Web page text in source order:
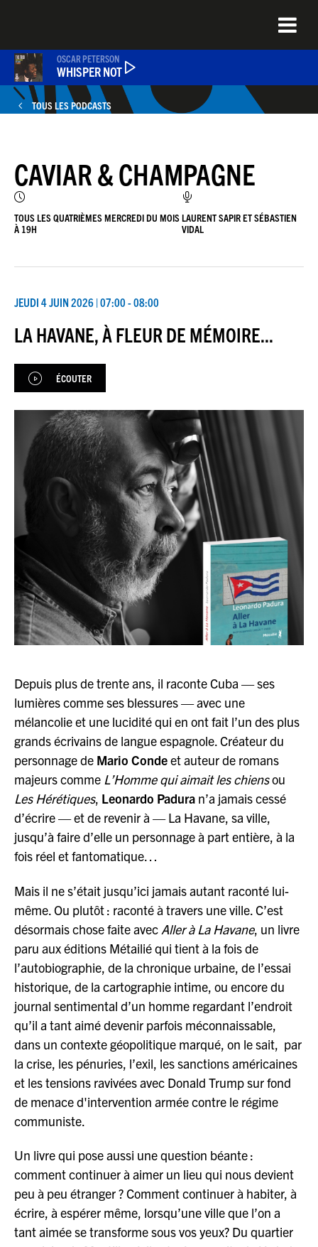
principal
PODCASTS
NEWS
QUEL ÉTAIT CE TITRE ?
JEU DU JOUR
JAZZENDA
ESPACEPREMIUM
OSCAR PETERSON
WHISPER NOT
TOUS LES PODCASTS
CAVIAR & CHAMPAGNE
TOUS LES QUATRIÈMES MERCREDI DU MOIS
À 19H
LAURENT SAPIR ET SÉBASTIEN
VIDAL
JEUDI 4 JUIN 2026 | 07:00 - 08:00
LA HAVANE, À FLEUR DE MÉMOIRE...
ÉCOUTER
Depuis plus de trente ans, il raconte Cuba — ses
lumières comme ses blessures — avec une
mélancolie et une lucidité qui en ont fait l’un des plus
grands écrivains de langue espagnole. Créateur du
personnage de Mario Condeet auteur de romans
majeurs comme L’Homme qui aimait les chiensou
Les Hérétiques, Leonardo Padura n’a jamais cessé
d’écrire — et de revenir à — La Havane, sa ville,
jusqu’à faire d’elle un personnage à part entière, à la
fois réel et fantomatique…
Mais il ne s’était jusqu’ici jamais autant raconté lui-
même. Ou plutôt : raconté à travers une ville. C’est
désormais chose faite avec Aller à La Havane, un livre
paru aux éditions Métailié qui tient à la fois de
l’autobiographie, de la chronique urbaine, de l’essai
historique, de la cartographie intime, ou encore du
journal sentimental d’un homme regardant l’endroit
qu’il a tant aimé devenir parfois méconnaissable,
dans un contexte géopolitique marqué, on le sait, par
la crise, les pénuries, l’exil, les sanctions américaines
et les tensions ravivées avec Donald Trump sur fond
de menace d'intervention armée contre le régime
communiste.
Un livre qui pose aussi une question béante :
comment continuer à aimer un lieu qui nous devient
peu à peu étranger ? Comment continuer à habiter, à
écrire, à espérer même, lorsqu’une ville que l’on a
tant aimée se transforme sous vos yeux? Du quartier